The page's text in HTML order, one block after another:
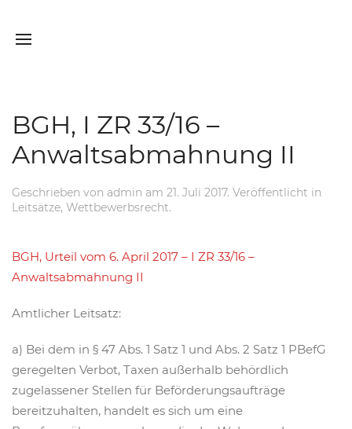
BGH, I ZR 33/16 –
Anwaltsabmahnung II
Geschrieben von admin am 21. Juli 2017. Veröffentlicht in
Leitsätze, Wettbewerbsrecht.
BGH, Urteil vom 6. April 2017 – I ZR 33/16 –
Anwaltsabmahnung II
Amtlicher Leitsatz:
a) Bei dem in § 47 Abs. 1 Satz 1 und Abs. 2 Satz 1 PBefG
geregelten Verbot, Taxen außerhalb behördlich
zugelassener Stellen für Beförderungsaufträge
bereitzuhalten, handelt es sich um eine